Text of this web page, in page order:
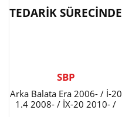
TEDARİK SÜRECİNDE
SBP
Arka Balata Era 2006- / İ-20
1.4 2008- / İX-20 2010- /